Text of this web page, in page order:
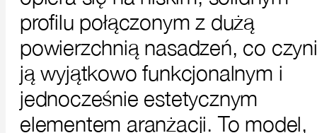
profilu połączonym z dużą
powierzchnią nasadzeń, co czyni
ją wyjątkowo funkcjonalnym i
jednocześnie estetycznym
elementem aranżacji. To model,